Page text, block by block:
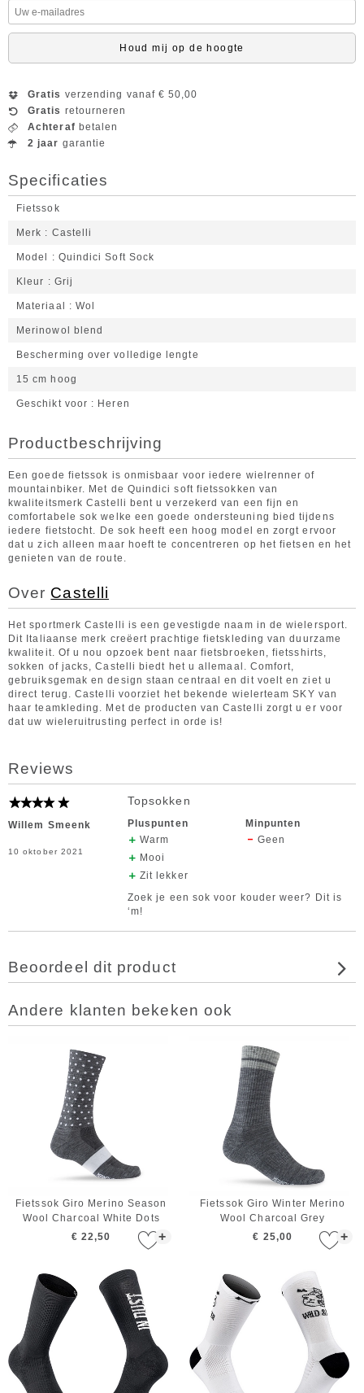
Houd mij op de hoogte
Gratis verzending vanaf € 50,00
Gratis retourneren
Achteraf betalen
2 jaar garantie
Specificaties
Fietssok
Merk Castelli
Model Quindici Soft Sock
Kleur Grij
Materiaal Wol
Merinowol blend
Bescherming over volledige lengte
15 cm hoog
Geschikt voor Heren
Productbeschrijving
Een goede fietssok is onmisbaar voor iedere wielrenner of
mountainbiker. Met de Quindici soft fietssokken van
kwaliteitsmerk Castelli bent u verzekerd van een fijn en
comfortabele sok welke een goede ondersteuning bied tijdens
iedere fietstocht. De sok heeft een hoog model en zorgt ervoor
dat u zich alleen maar hoeft te concentreren op het fietsen en het
genieten van de route.
Over Castelli
Het sportmerk Castelli is een gevestigde naam in de wielersport.
Dit Italiaanse merk creëert prachtige fietskleding van duurzame
kwaliteit. Of u nou opzoek bent naar fietsbroeken, fietsshirts,
sokken of jacks, Castelli biedt het u allemaal. Comfort,
gebruiksgemak en design staan centraal en dit voelt en ziet u
direct terug. Castelli voorziet het bekende wielerteam SKY van
haar teamkleding. Met de producten van Castelli zorgt u er voor
dat uw wieleruitrusting perfect in orde is!
Reviews
Willem Smeenk
10 oktober 2021
Topsokken
Pluspunten
Warm
Mooi
Zit lekker
Minpunten
Geen
Zoek je een sok voor kouder weer? Dit is
‘m!
Beoordeel dit product
Andere klanten bekeken ook
+
Fietssok Giro Merino Season
Wool Charcoal White Dots
€ 22,50
+
Fietssok Giro Winter Merino
Wool Charcoal Grey
€ 25,00